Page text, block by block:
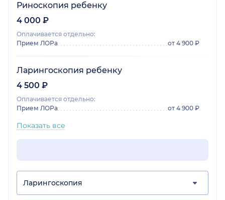
Риноскопия ребенку
4 000 ₽
Оплачивается отдельно:
Прием ЛОРа
от 4 900 ₽
Ларингоскопия ребенку
4 500 ₽
Оплачивается отдельно:
Прием ЛОРа
от 4 900 ₽
Показать все
Ларингоскопия